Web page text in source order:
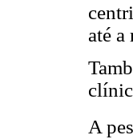
até
A